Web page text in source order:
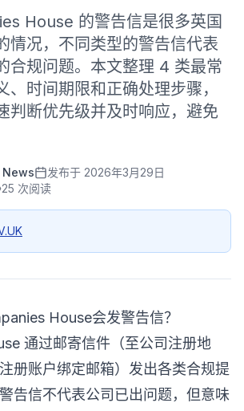
House 的警告信是很多英国
情况，不同类型的警告信代表
合规问题。本文整理 4 类最常
、时间期限和正确处理步骤，
判断优先级并及时响应，避免
News 发布于 2026年3月29日
25 次阅读
House会发警告信？
通过邮寄信件（至公司注册地
册账户绑定邮箱）发出各类合规提
告信不代表公司已出问题，但意味